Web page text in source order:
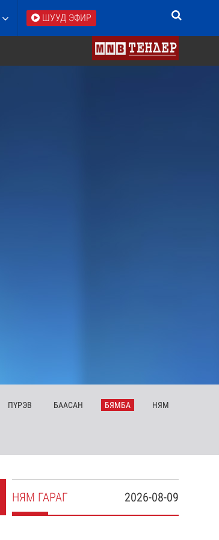
ШУУД ЭФИР
ПҮРЭВ БААСАН БЯМБА НЯМ
2026-08-09
НЯМ ГАРАГ